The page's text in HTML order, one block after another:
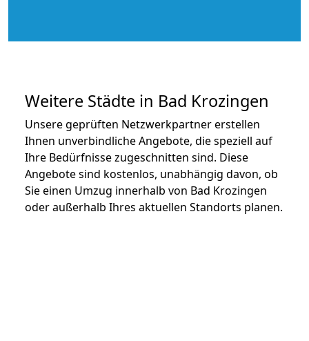
Weitere Städte in Bad Krozingen
Unsere geprüften Netzwerkpartner erstellen
Ihnen unverbindliche Angebote, die speziell auf
Ihre Bedürfnisse zugeschnitten sind. Diese
Angebote sind kostenlos, unabhängig davon, ob
Sie einen Umzug innerhalb von Bad Krozingen
oder außerhalb Ihres aktuellen Standorts planen.